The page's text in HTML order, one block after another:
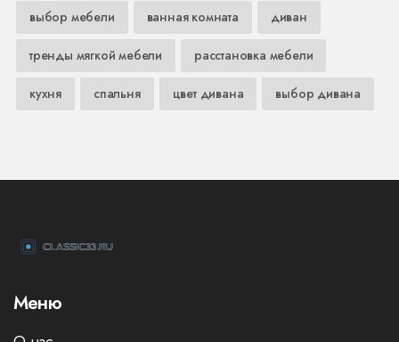
выбор мебели ванная комната диван
тренды мягкой мебели расстановка мебели
кухня спальня цвет дивана выбор дивана
Меню